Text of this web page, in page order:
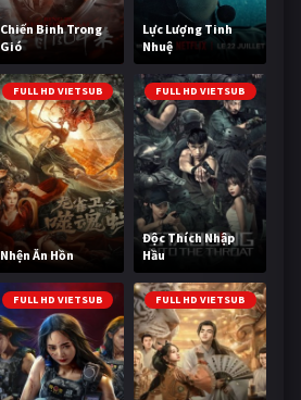
Chiến Binh Trong
Gió
Lực Lượng Tinh
Nhuệ
FULL HD VIETSUB
Nhện Ăn Hồn
FULL HD VIETSUB
Độc Thích Nhập
Hầu
FULL HD VIETSUB FULL HD VIETSUB